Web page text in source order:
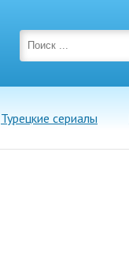
Турецкие сериалы